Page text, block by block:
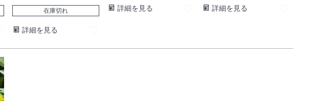
在庫切れ
詳細を見る
詳細を見る 詳細を見る